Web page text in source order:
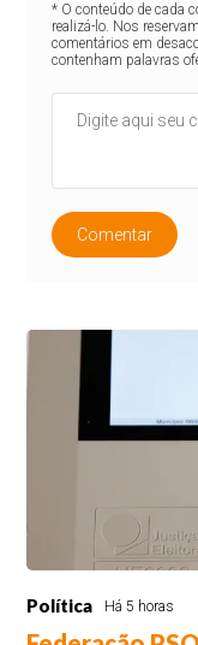
* O conteúdo de cada
realizá-lo. Nos
comentários em
contenham palavras
Comentar
Política Há 5 horas